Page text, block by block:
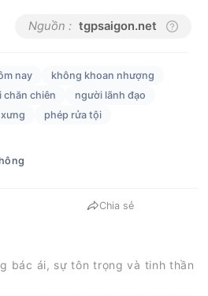
Nguồn : tgpsaigon.net
nay
không khoan nhượng
chăn chiên
người lãnh đạo
phép rửa tội
Chia sẻ
bác ái, sự tôn trọng và tinh thần